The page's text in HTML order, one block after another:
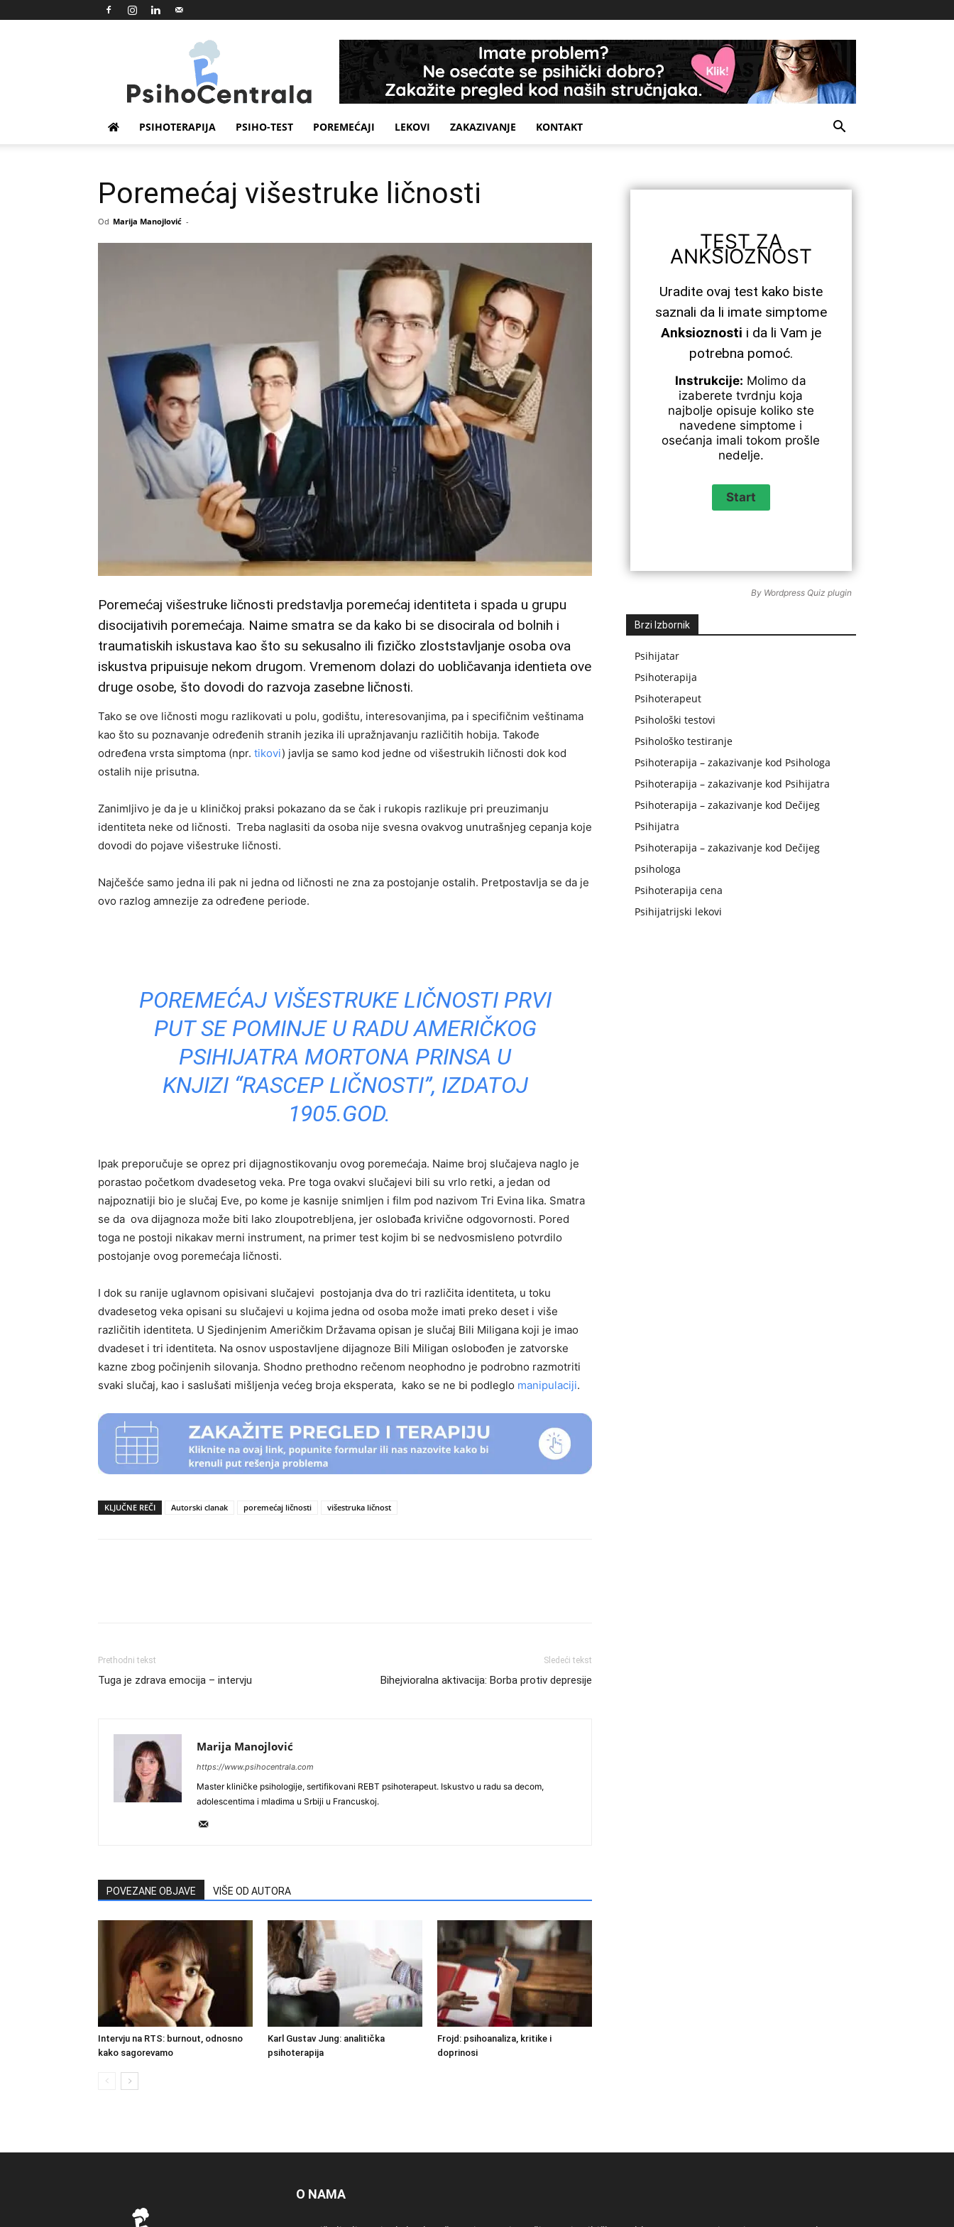
Psihocentrala
PSIHOTERAPIJA PSIHO-TEST POREMEĆAJI LEKOVI ZAKAZIVANJE KONTAKT
Poremećaj višestruke ličnosti
Od Marija Manojlović -
Poremećaj višestruke ličnosti predstavlja poremećaj identiteta i spada u grupu
disocijativih poremećaja. Naime smatra se da kako bi se disocirala od bolnih i
traumatiskih iskustava kao što su sekusalno ili fizičko zloststavljanje osoba ova
iskustva pripuisuje nekom drugom. Vremenom dolazi do uobličavanja identieta ove
druge osobe, što dovodi do razvoja zasebne ličnosti.
Tako se ove ličnosti mogu razlikovati u polu, godištu, interesovanjima, pa i specifičnim veštinama
kao što su poznavanje određenih stranih jezika ili upražnjavanju različitih hobija. Takođe
određena vrsta simptoma (npr. tikovi) javlja se samo kod jedne od višestrukih ličnosti dok kod
ostalih nije prisutna.
Zanimljivo je da je u kliničkoj praksi pokazano da se čak i rukopis razlikuje pri preuzimanju
identiteta neke od ličnosti. Treba naglasiti da osoba nije svesna ovakvog unutrašnjeg cepanja koje
dovodi do pojave višestruke ličnosti.
Najčešće samo jedna ili pak ni jedna od ličnosti ne zna za postojanje ostalih. Pretpostavlja se da je
ovo razlog amnezije za određene periode.
POREMEĆAJ VIŠESTRUKE LIČNOSTI PRVI
PUT SE POMINJE U RADU AMERIČKOG
PSIHIJATRA MORTONA PRINSA U
KNJIZI “RASCEP LIČNOSTI”, IZDATOJ
1905.GOD.
Ipak preporučuje se oprez pri dijagnostikovanju ovog poremećaja. Naime broj slučajeva naglo je
porastao početkom dvadesetog veka. Pre toga ovakvi slučajevi bili su vrlo retki, a jedan od
najpoznatiji bio je slučaj Eve, po kome je kasnije snimljen i film pod nazivom Tri Evina lika. Smatra
se da ova dijagnoza može biti lako zloupotrebljena, jer oslobađa krivične odgovornosti. Pored
toga ne postoji nikakav merni instrument, na primer test kojim bi se nedvosmisleno potvrdilo
postojanje ovog poremećaja ličnosti.
I dok su ranije uglavnom opisivani slučajevi postojanja dva do tri različita identiteta, u toku
dvadesetog veka opisani su slučajevi u kojima jedna od osoba može imati preko deset i više
različitih identiteta. U Sjedinjenim Američkim Državama opisan je slučaj Bili Miligana koji je imao
dvadeset i tri identiteta. Na osnov uspostavljene dijagnoze Bili Miligan oslobođen je zatvorske
kazne zbog počinjenih silovanja. Shodno prethodno rečenom neophodno je podrobno razmotriti
svaki slučaj, kao i saslušati mišljenja većeg broja eksperata, kako se ne bi podleglo manipulaciji.
KLJUČNE REČI Autorski clanak poremećaj ličnosti višestruka ličnost
Prethodni tekst
Tuga je zdrava emocija – intervju
Sledeći tekst
Bihejvioralna aktivacija: Borba protiv depresije
Marija Manojlović
https://www.psihocentrala.com
Master kliničke psihologije, sertifikovani REBT psihoterapeut. Iskustvo u radu sa decom,
adolescentima i mladima u Srbiji u Francuskoj.
POVEZANE OBJAVE VIŠE OD AUTORA
Intervju na RTS: burnout, odnosno
kako sagorevamo
Karl Gustav Jung: analitička
psihoterapija
Frojd: psihoanaliza, kritike i
doprinosi
TEST ZA
ANKSIOZNOST
Uradite ovaj test kako biste
saznali da li imate simptome
Anksioznosti i da li Vam je
potrebna pomoć.
Instrukcije: Molimo da
izaberete tvrdnju koja
najbolje opisuje koliko ste
navedene simptome i
osećanja imali tokom prošle
nedelje.
By Wordpress Quiz plugin
Brzi Izbornik
Psihijatar
Psihoterapija
Psihoterapeut
Psihološki testovi
Psihološko testiranje
Psihoterapija – zakazivanje kod Psihologa
Psihoterapija – zakazivanje kod Psihijatra
Psihoterapija – zakazivanje kod Dečijeg
Psihijatra
Psihoterapija – zakazivanje kod Dečijeg
psihologa
Psihoterapija cena
Psihijatrijski lekovi
O NAMA